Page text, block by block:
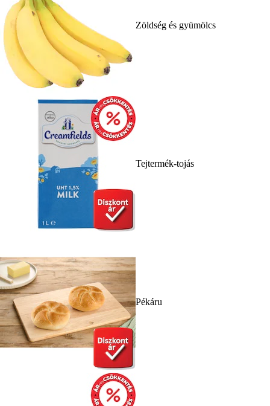
Zöldség és gyümölcs
Tejtermék-tojás
Pékáru